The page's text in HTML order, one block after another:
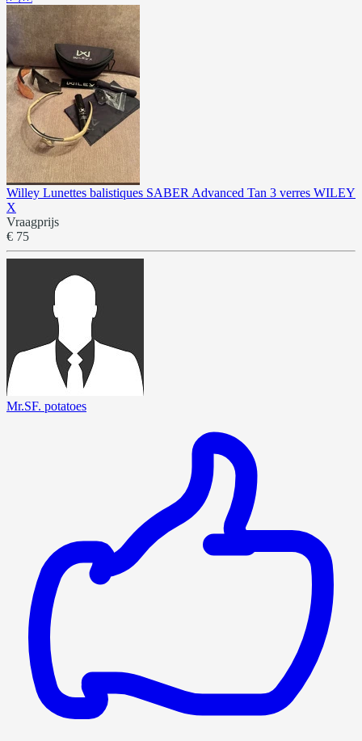
Willey Lunettes balistiques SABER Advanced Tan 3 verres WILEY
X
Vraagprijs
€ 75
Mr.SF. potatoes